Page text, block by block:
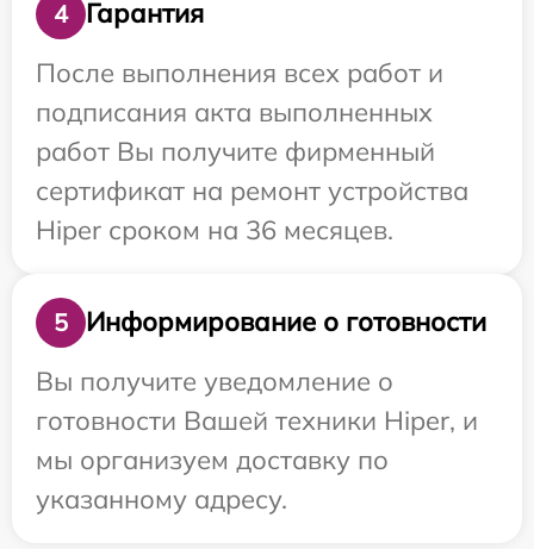
4
Гарантия
После выполнения всех работ и
подписания акта выполненных
работ Вы получите фирменный
сертификат на ремонт устройства
Hiper сроком на 36 месяцев.
5
Информирование о готовности
Вы получите уведомление о
готовности Вашей техники Hiper, и
мы организуем доставку по
указанному адресу.